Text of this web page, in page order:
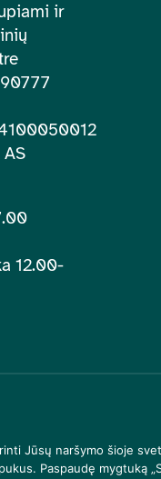
ir
12.00-
|Privatumo
Jūsų naršymo šioje
Paspaudę mygtuką